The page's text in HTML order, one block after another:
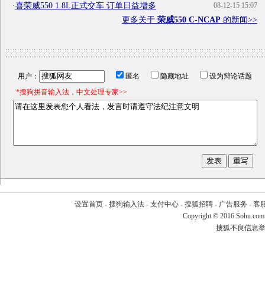
08-12-15 15:07
·喜荣威550 1.8L正式交车 订单日益增多
更多关于 荣威550 C-NCAP 的新闻>>
用户： 匿名 隐藏地址
设为辩论话题
*搜狗拼音输入法，中文处理专家>>
设置首页- 搜狗输入法- 支付中心- 搜狐招聘- 广告服务 - 客
Copyright © 2016
搜狐不良信息